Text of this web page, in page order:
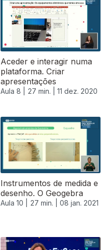
Aceder e interagir numa
plataforma. Criar
apresentações
Aula 8 | 27 min. | 11 dez. 2020
Instrumentos de medida e
desenho. O Geogebra
Aula 10 | 27 min. | 08 jan. 2021